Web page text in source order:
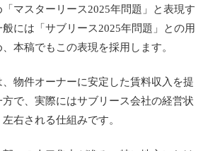
マスターリース2025年問題」と表現す
には「サブリース2025年問題」との用
本稿でもこの表現を採用します。
物件オーナーに安定した賃料収入を提
で、実際にはサブリース会社の経営状
右される仕組みです。